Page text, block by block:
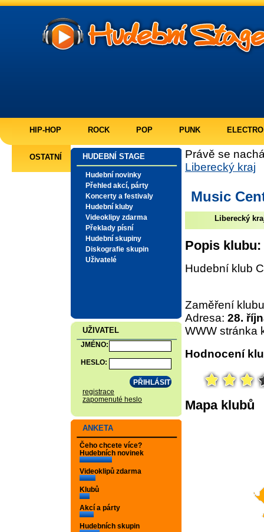
HIP-HOP ROCK POP PUNK ELECTRO
OSTATNÍ HUDEBNÍ STAGE
Hudební novinky
Přehled akcí, párty
Koncerty a festivaly
Hudební kluby
Videoklipy zdarma
Překlady písní
Hudební skupiny
Diskografie skupin
Uživatelé
UŽIVATEL
JMÉNO:
HESLO:
registrace
zapomenuté heslo
ANKETA
Čeho chcete více?
Hudebních novinek
Videoklipů zdarma
Klubů
Akcí a párty
Hudebních skupin
Právě se
Liberecký kraj
Music
Liberecký
Popis klubu:
Hudební klub
Zaměření
Adresa: 28.
WWW stránka
Hodnocení
Mapa klubů